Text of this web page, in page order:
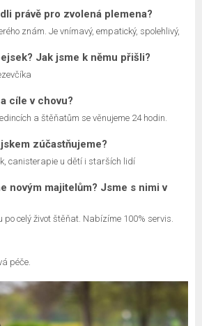
právě pro zvolená plemena?
znám. Je vnímavý, empatický, spolehlivý,
Jak jsme k němu přišli?
cíle v chovu?
a štěňatům se věnujeme 24 hodin.
zúčastňujeme?
canisterapie u dětí i starších lidí
novým majitelům? Jsme s nimi v
po celý život štěňat. Nabízíme 100% servis.
péče.